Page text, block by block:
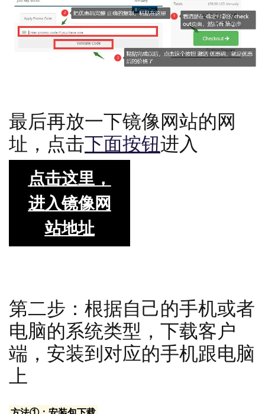
最后再放一下镜像网站的网
址，点击下面按钮进入
点击这里，
进入镜像网
站地址
第二步：根据自己的手机或者
电脑的系统类型，下载客户
端，安装到对应的手机跟电脑
上